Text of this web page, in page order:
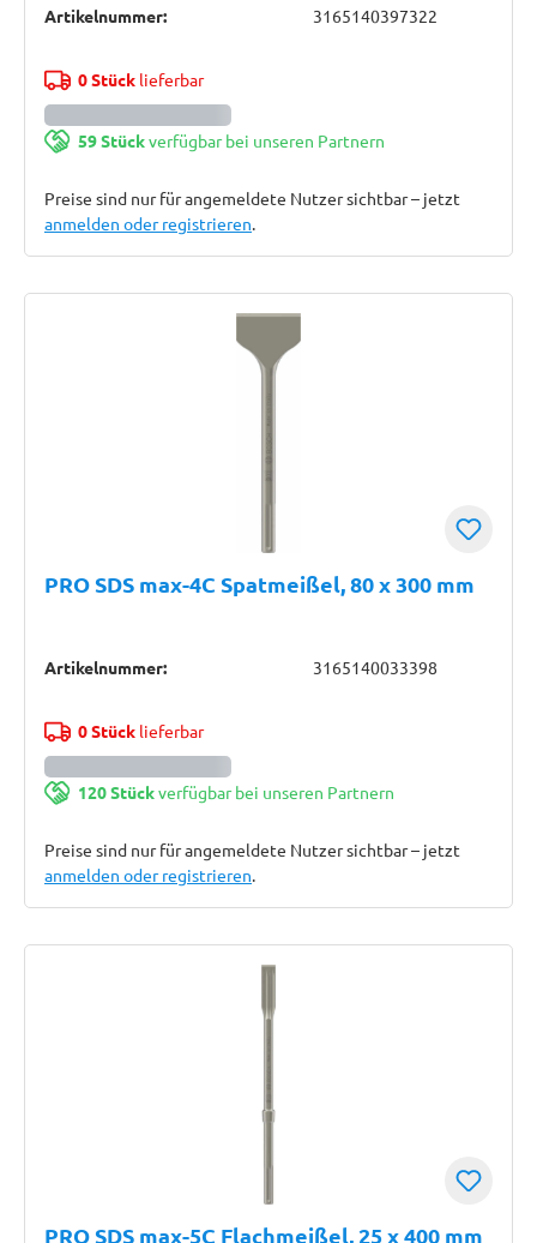
Artikelnummer: 3165140397322
0 Stücklieferbar
59 Stückverfügbar bei unseren Partnern
Preise sind nur für angemeldete Nutzer sichtbar – jetzt
anmelden oder registrieren.
PRO SDS max-4C Spatmeißel, 80 x 300 mm
Artikelnummer: 3165140033398
0 Stücklieferbar
120 Stückverfügbar bei unseren Partnern
Preise sind nur für angemeldete Nutzer sichtbar – jetzt
anmelden oder registrieren.
PRO SDS max-5C Flachmeißel, 25 x 400 mm